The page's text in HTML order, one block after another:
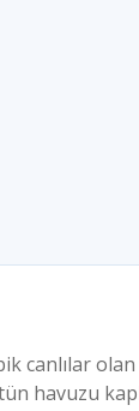
canlılar
havuzu